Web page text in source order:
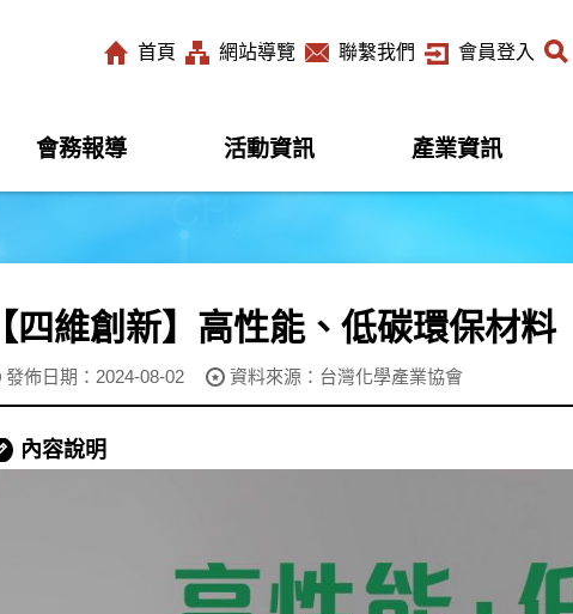
首頁 網站導覽 聯繫我們 會員登入
會務報導 活動資訊 產業資訊
【四維創新】高性能、低碳環保材料
發佈日期：2024-08-02 資料來源：台灣化學產業協會
內容說明